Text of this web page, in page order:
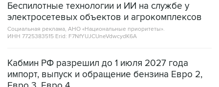
Социальная реклама, АНО «Национальные приоритеты».
ИНН 7725383515 Erid: F7NfYUJCUneVdwcydK6A
Кабмин РФ разрешил до 1 июля 2027 года
Евро 3, Евро 4